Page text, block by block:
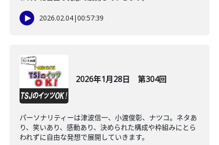
2026.02.04|00:57:39
2026年1月28日 第304回
パーソナリティーは津波信一、小渡俊彰、ナツコ。ネタあ
り、笑いあり、感動あり、決められた構成や枠組みにとら
われずに自由な発想で展開していきます。